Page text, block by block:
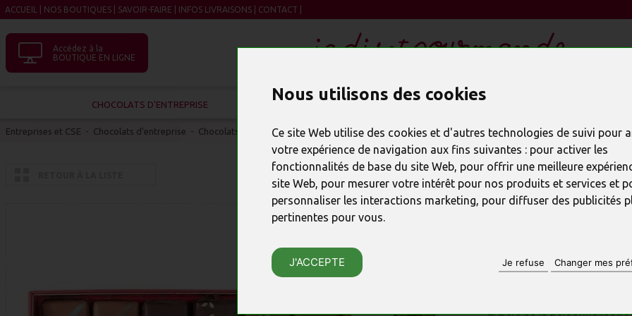
Nous utilisons des cookies
Ce site Web utilise des cookies et d'autres technologies de suivi pour
votre expérience de navigation aux fins suivantes : pour activer les
fonctionnalités de base du site Web, pour offrir une meilleure
site Web, pour mesurer votre intérêt pour nos produits et services et
personnaliser les interactions marketing, pour diffuser des publicités
pertinentes pour vous.
J'ACCEPTE Je refuse Changer mes
ACCUEIL NOS BOUTIQUES| SAVOIR-FAIRE INFOS LIVRAISONS| CONTACT
Accédez à la
BOUTIQUE EN LIGNE
CHOCOLATS D'ENTREPRISE
Entreprises et CSE - Chocolats d'entreprise - Chocolats entreprise 20-30 € HT
PRODUIT PRÉCÉDENT
Chocolat
♦ Expert de la